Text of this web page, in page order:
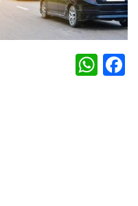
Facebook